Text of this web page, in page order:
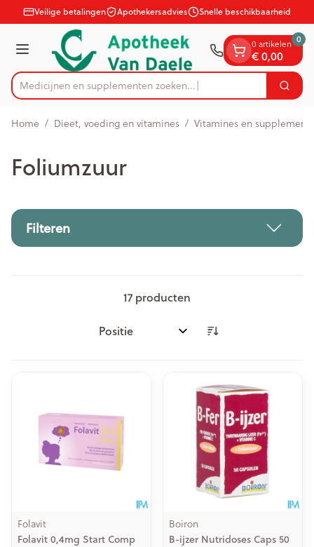
Ga naar de inhoud
1 van 1Veilige betalingen Apothekersadvies Snelle beschikbaarheid
Menu
Product, merk, categorie...
Medicijnen en supplementen zoe Zoek
0 artikelen
€ 0,00
0
Home / Dieet, voeding en vitamines / Vitamines en
Foliumzuur
Filteren
17 producten
Sorteer op:
Folavit
Folavit 0,4mg Start Comp
Boiron
B-ijzer Nutridoses Caps 50